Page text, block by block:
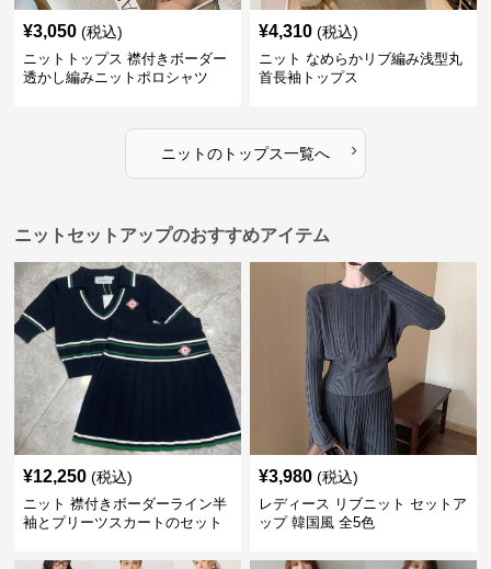
¥3,050 (税込)
ニットトップス 襟付きボーダー
透かし編みニットポロシャツ
¥4,310 (税込)
ニット なめらかリブ編み浅型丸
首長袖トップス
ニットのトップス一覧へ ›
ニットセットアップのおすすめアイテム
¥12,250 (税込)
ニット 襟付きボーダーライン半
袖とプリーツスカートのセット
¥3,980 (税込)
レディース リブニット セットア
ップ 韓国風 全5色